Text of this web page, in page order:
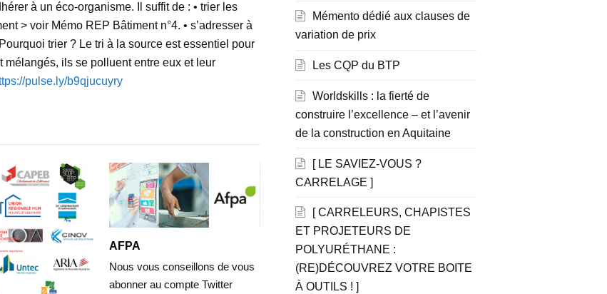
à un éco-organisme. Il suffit de : • trier les
> voir Mémo REP Bâtiment n°4. • s’adresser à
trier ? Le tri à la source est essentiel pour
mélangés, ils se polluent entre eux et leur
pulse.ly/b9qjucuyry
AFPA
Nous vous conseillons de vous
abonner au compte Twitter
Mémento dédié aux clauses de
variation de prix
Les CQP du BTP
Worldskills : la fierté de
construire l’excellence – et l’avenir
de la construction en Aquitaine
[ LE SAVIEZ-VOUS ?
CARRELAGE ]
[ CARRELEURS, CHAPISTES
ET PROJETEURS DE
POLYURÉTHANE :
(RE)DÉCOUVREZ VOTRE BOITE
À OUTILS ! ]